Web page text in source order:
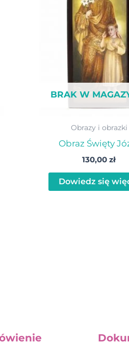
BRAK W
Obrazy i obrazki
Obraz Święty
130,00 zł
Dowiedz się